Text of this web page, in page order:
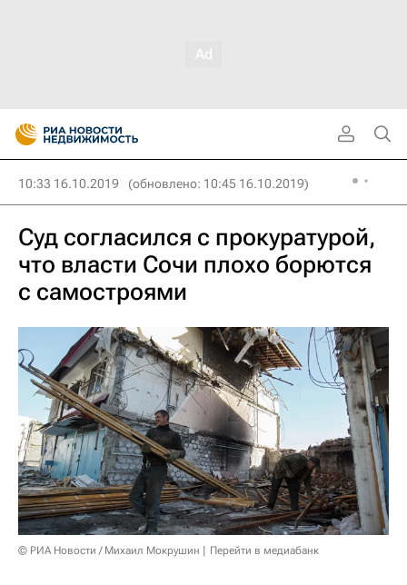
10:33 16.10.2019 (обновлено: 10:45 16.10.2019)
Суд согласился с прокуратурой,
что власти Сочи плохо борются
с самостроями
© РИА Новости / Михаил Мокрушин Перейти в медиабанк